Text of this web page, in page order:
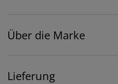
Über die Marke
Lieferung